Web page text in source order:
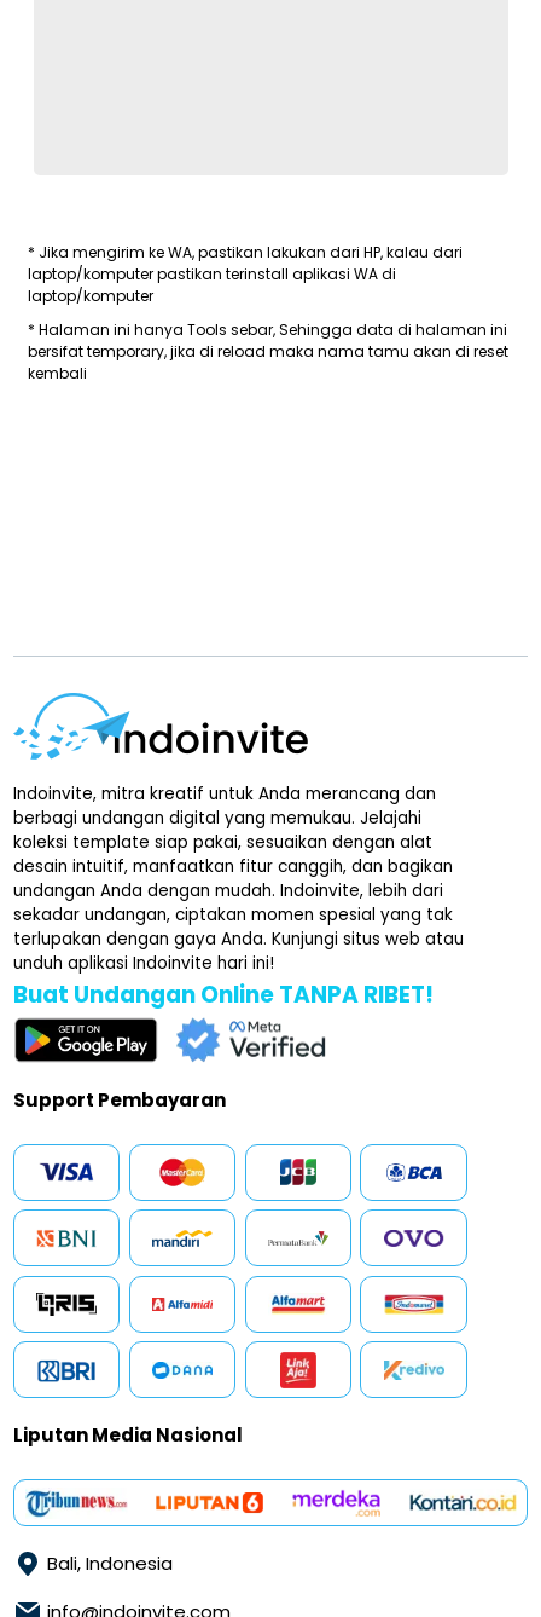
* Jika mengirim ke WA, pastikan lakukan dari HP, kalau dari
laptop/komputer pastikan terinstall aplikasi WA di
laptop/komputer
* Halaman ini hanya Tools sebar, Sehingga data di halaman ini
bersifat temporary, jika di reload maka nama tamu akan di reset
kembali
Indoinvite, mitra kreatif untuk Anda merancang dan
berbagi undangan digital yang memukau. Jelajahi
koleksi template siap pakai, sesuaikan dengan alat
desain intuitif, manfaatkan fitur canggih, dan bagikan
undangan Anda dengan mudah. Indoinvite, lebih dari
sekadar undangan, ciptakan momen spesial yang tak
terlupakan dengan gaya Anda. Kunjungi situs web atau
unduh aplikasi Indoinvite hari ini!
Buat Undangan Online TANPA RIBET!
Support Pembayaran
Liputan Media Nasional
Bali, Indonesia
info@indoinvite.com